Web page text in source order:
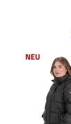
NEU